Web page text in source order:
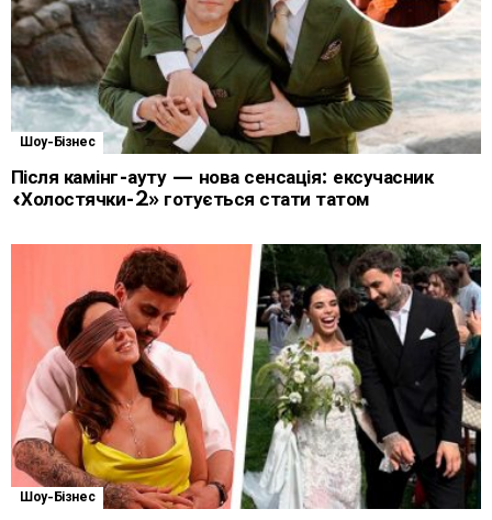
Шоу-Бізнес
Після камінг-ауту — нова сенсація: ексучасник
«Холостячки-2» готується стати татом
Шоу-Бізнес